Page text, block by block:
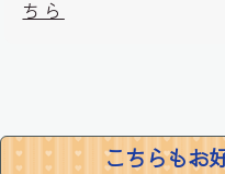
ちら
こちらもお